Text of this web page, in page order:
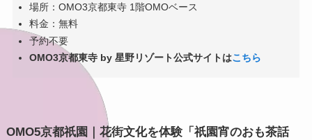
場所：OMO3京都東寺 1階OMOベース
料金：無料
予約不要
OMO3京都東寺 by 星野リゾート公式サイトはこちら
OMO5京都祇園｜花街文化を体験「祇園宵のおも茶話